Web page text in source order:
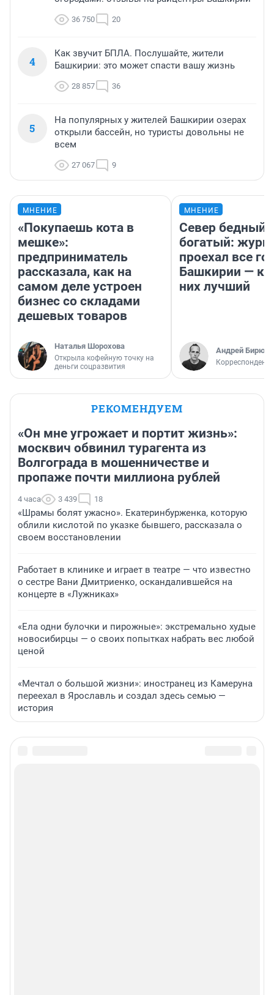
36 750 20
4
Как звучит БПЛА. Послушайте, жители
Башкирии: это может спасти вашу жизнь
28 857 36
5
На популярных у жителей Башкирии озерах
открыли бассейн, но туристы довольны не
всем
27 067 9
МНЕНИЕ
«Покупаешь кота в
мешке»:
предприниматель
рассказала, как на
самом деле устроен
бизнес со складами
дешевых товаров
Наталья Шорохова
Открыла кофейную точку на
деньги соцразвития
МНЕНИЕ
Север бедный,
богатый:
проехал все
Башкирии —
них лучший
Андрей
Корреспондент
РЕКОМЕНДУЕМ
«Он мне угрожает и портит жизнь»:
москвич обвинил турагента из
Волгограда в мошенничестве и
пропаже почти миллиона рублей
4 часа 3 439 18
«Шрамы болят ужасно». Екатеринбурженка, которую
облили кислотой по указке бывшего, рассказала о
своем восстановлении
Работает в клинике и играет в театре — что известно
о сестре Вани Дмитриенко, оскандалившейся на
концерте в «Лужниках»
«Ела одни булочки и пирожные»: экстремально худые
новосибирцы — о своих попытках набрать вес любой
ценой
«Мечтал о большой жизни»: иностранец из Камеруна
переехал в Ярославль и создал здесь семью —
история